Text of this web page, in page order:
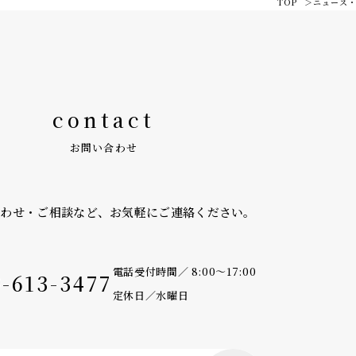
contact
お問い合わせ
せ・ご相談など、 お気軽にご連絡ください。
613-3477 電話受付時間／ 8:00〜17:00
定休日／水曜日